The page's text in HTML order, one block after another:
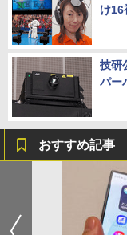
け16
技研
パー
おすすめ記事